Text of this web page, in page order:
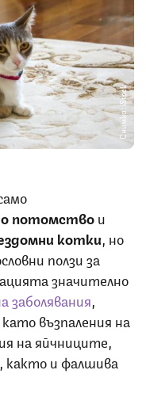
Снимка: iStock
потомствои
котки , но
ползи за
значително
заболявания
възпаления на
на яйчниците,
и фалшива